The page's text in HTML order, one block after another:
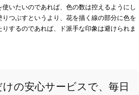
いたいのであれば、色の数は控えるようにし
りつぶすというより、花を描く線の部分に色を
するのであれば、ド派手な印象は避けられま
の安心サービスで、毎日